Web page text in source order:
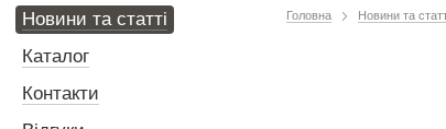
Головна Новини та
Новини та статті
Каталог
Контакти